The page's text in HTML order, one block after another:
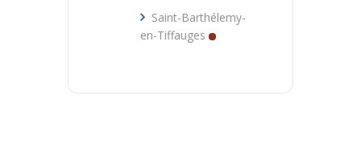
Saint-Barthélemy-
en-Tiffauges